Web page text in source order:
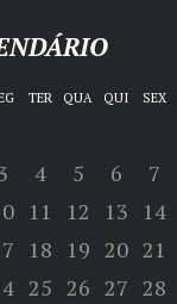
TER QUA QUI SEX
4 5 6 7
11 12 13 14
18 19 20 21
25 26 27 28